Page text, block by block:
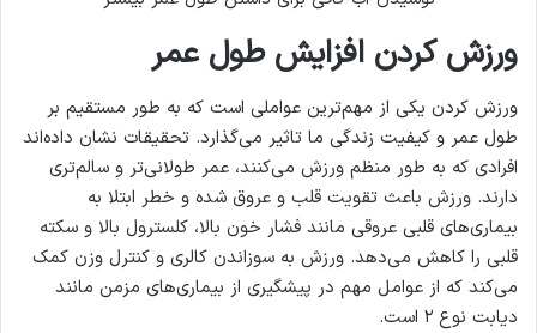
ورزش کردن افزایش طول عمر
ورزش کردن یکی از مهم‌ترین عواملی است که به طور مستقیم بر
طول عمر و کیفیت زندگی ما تاثیر می‌گذارد. تحقیقات نشان داده‌اند
افرادی که به طور منظم ورزش می‌کنند، عمر طولانی‌تر و سالم‌تری
دارند. ورزش باعث تقویت قلب و عروق شده و خطر ابتلا به
بیماری‌های قلبی عروقی مانند فشار خون بالا، کلسترول بالا و سکته
قلبی را کاهش می‌دهد. ورزش به سوزاندن کالری و کنترل وزن کمک
می‌کند که از عوامل مهم در پیشگیری از بیماری‌های مزمن مانند
دیابت نوع ۲ است.